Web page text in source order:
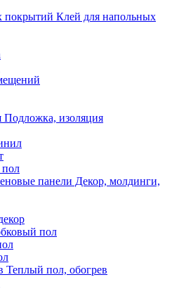
Клей для напольных
Подложка, изоляция
Декор, молдинги,
пол
Теплый пол, обогрев